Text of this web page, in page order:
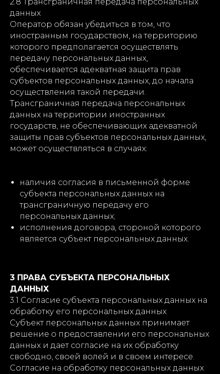
данных
Оператор обязан убедиться в том, что
иностранным государством, на территорию
которого предполагается осуществлять
передачу персональных данных,
обеспечивается адекватная защита прав
субъектов персональных данных, до начала
осуществления такой передачи.
Трансграничная передача персональных
данных на территории иностранных
государств, не обеспечивающих адекватной
защиты прав субъектов персональных данных,
может осуществляться в случаях:
наличия согласия в письменной форме
субъекта персональных данных на
трансграничную передачу его
персональных данных;
исполнения договора, стороной которого
является субъект персональных данных.
3 ПРАВА СУБЪЕКТА ПЕРСОНАЛЬНЫХ
ДАННЫХ
3.1 Согласие субъекта персональных данных на
обработку его персональных данных
Субъект персональных данных принимает
решение о предоставлении его персональных
данных и дает согласие на их обработку
свободно, своей волей и в своем интересе.
Согласие на обработку персональных данных